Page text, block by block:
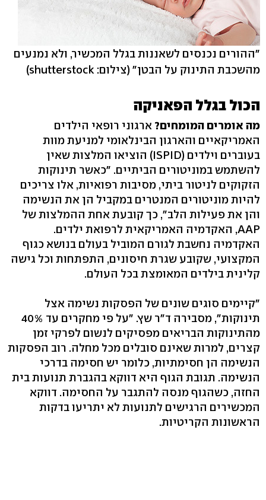
"ההורים נכנסים לשאננות בגלל המכשיר, ולא נמנעים
מהשכבת התינוק על הבטן" (צילום: shutterstock)
הכול בגלל הפאניקה
מה אומרים המומחים? ארגוני רופאי הילדים
האמריקאיים והארגון הבינלאומי למניעת מוות
בעוברים וילדים‭(ISPID) ‬ הוציאו המלצות שאין
להשתמש במוניטורים הביתיים. "כאשר תינוקות
הזקוקים לניטור ביתי, מסיבות רפואיות, אלו צריכים
להיות מוניטורים המנטרים במקביל הן את הנשימה
והן את פעילות הלב‭,"‬ כך קובעת אחת ההמלצות של
‭,AAP‬ האקדמיה האמריקאית לרפואת ילדים.
האקדמיה נחשבת לגורם המוביל בעולם בנושא כגוף
המקצועי, שקובע שגרת חיסונים, התפתחות וכל גישה
קלינית בילדים המאומצת בכל העולם.
"קיימים סוגים שונים של הפסקות נשימה אצל
מהתינוקות הבריאים מפסיקים לנשום לפרקי זמן
קצרים, למרות שאינם סובלים מכל מחלה. רוב הפסקות
הנשימה הן חסימתיות, כלומר יש חסימה בדרכי
הנשימה. תגובת הגוף היא דווקא בהגברת תנועות בית
החזה, כשהגוף מנסה להתגבר על החסימה. דווקא
המכשירים הרגישים לתנועות לא יתריעו בדקות
הראשונות הקריטיות.